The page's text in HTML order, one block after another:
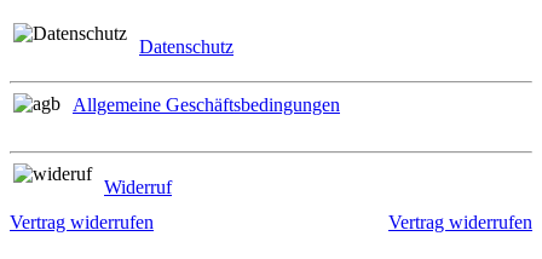
Datenschutz
Allgemeine Geschäftsbedingungen
Widerruf
Vertrag widerrufen
Vertrag widerrufen